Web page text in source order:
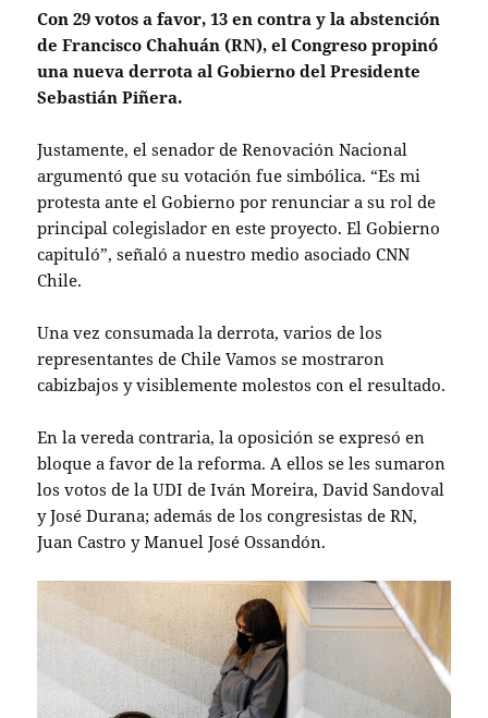
Con 29 votos a favor, 13 en contra y la abstención
de Francisco Chahuán (RN), el Congreso propinó
una nueva derrota al Gobierno del Presidente
Sebastián Piñera.
Justamente, el senador de Renovación Nacional
argumentó que su votación fue simbólica. “Es mi
protesta ante el Gobierno por renunciar a su rol de
principal colegislador en este proyecto. El Gobierno
capituló”, señaló a nuestro medio asociado CNN
Chile.
Una vez consumada la derrota, varios de los
representantes de Chile Vamos se mostraron
cabizbajos y visiblemente molestos con el resultado.
En la vereda contraria, la oposición se expresó en
bloque a favor de la reforma. A ellos se les sumaron
los votos de la UDI de Iván Moreira, David Sandoval
y José Durana; además de los congresistas de RN,
Juan Castro y Manuel José Ossandón.